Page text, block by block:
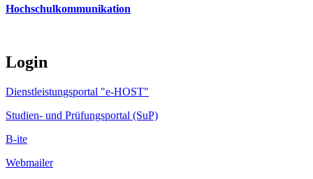
Hochschulkommunikation
Login
Dienstleistungsportal "e-HOST"
Studien- und Prüfungsportal (SuP)
B-ite
Webmailer